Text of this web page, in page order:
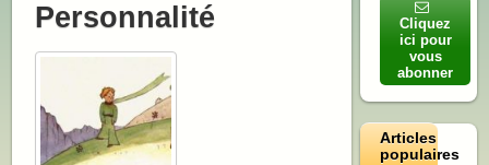
Personnalité
Cliquez
ici pour
vous
abonner
Articles
populaires